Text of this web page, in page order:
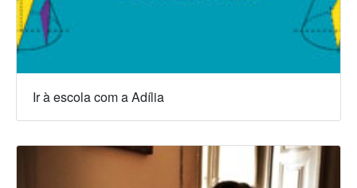
Ir à escola com a Adília